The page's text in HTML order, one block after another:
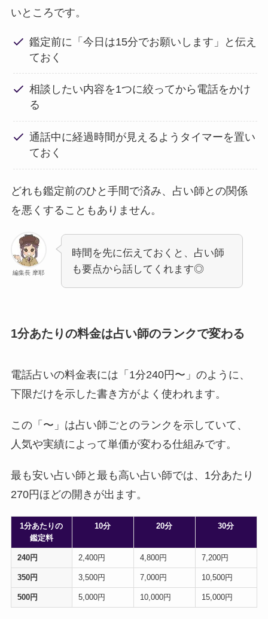
いところです。
鑑定前に「今日は15分でお願いします」と伝え
ておく
相談したい内容を1つに絞ってから電話をかけ
る
通話中に経過時間が見えるようタイマーを置い
ておく
どれも鑑定前のひと手間で済み、占い師との関係
を悪くすることもありません。
編集長 摩耶
時間を先に伝えておくと、占い師
も要点から話してくれます◎
1分あたりの料金は占い師のランクで変わる
電話占いの料金表には「1分240円〜」のように、
下限だけを示した書き方がよく使われます。
この「〜」は占い師ごとのランクを示していて、
人気や実績によって単価が変わる仕組みです。
最も安い占い師と最も高い占い師では、1分あたり
270円ほどの開きが出ます。
1分あたりの
鑑定料
10分 20分 30分
240円 2,400円 4,800円 7,200円
350円 3,500円 7,000円 10,500円
500円 5,000円 10,000円 15,000円